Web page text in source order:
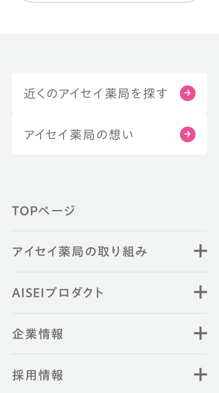
近くのアイセイ薬局を探す
アイセイ薬局の想い
TOPページ
アイセイ薬局の取り組み
AISEIプロダクト
企業情報
採用情報